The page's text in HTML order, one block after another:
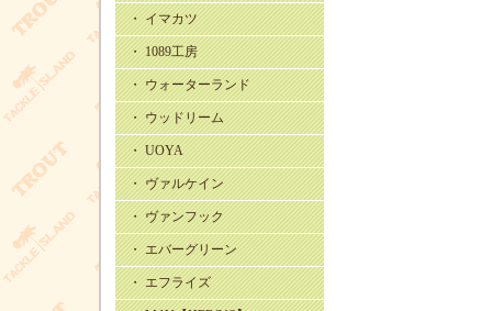
・ イマカツ
・ 1089工房
・ ウォーターランド
・ ウッドリーム
・ UOYA
・ ヴァルケイン
・ ヴァンフック
・ エバーグリーン
・ エフライズ